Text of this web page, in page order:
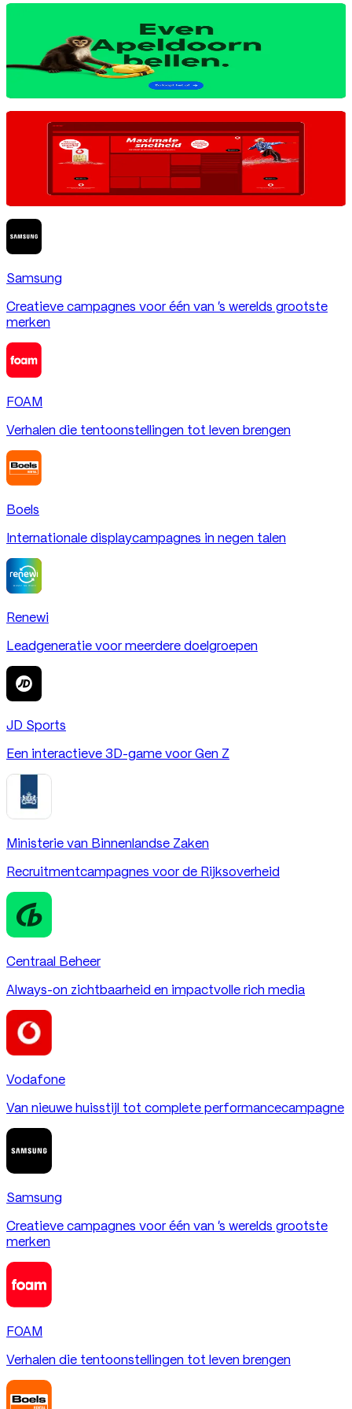
Centraal Beheer
Always-on zichtbaarheid en impactvolle rich media
Van nieuwe huisstijl tot complete performancecampagne
Samsung
Creatieve campagnes voor één van 's werelds grootste
merken
FOAM
Verhalen die tentoonstellingen tot leven brengen
Boels
Internationale displaycampagnes in negen talen
Renewi
Leadgeneratie voor meerdere doelgroepen
JD Sports
Een interactieve 3D-game voor Gen Z
Ministerie van Binnenlandse Zaken
Recruitmentcampagnes voor de Rijksoverheid
Centraal Beheer
Always-on zichtbaarheid en impactvolle rich media
Vodafone
Van nieuwe huisstijl tot complete performancecampagne
Samsung
Creatieve campagnes voor één van 's werelds grootste
merken
FOAM
Verhalen die tentoonstellingen tot leven brengen